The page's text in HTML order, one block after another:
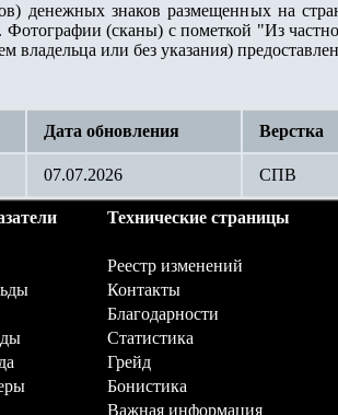
денежных знаков размещенных на
Фотографии (сканы) с пометкой "Из
или без указания)
Дата обновления Верстка
07.07.2026 СПВ
Технические страницы
Реестр изменений
Контакты
Благодарности
Статистика
Грейд
Бонистика
Важная информация